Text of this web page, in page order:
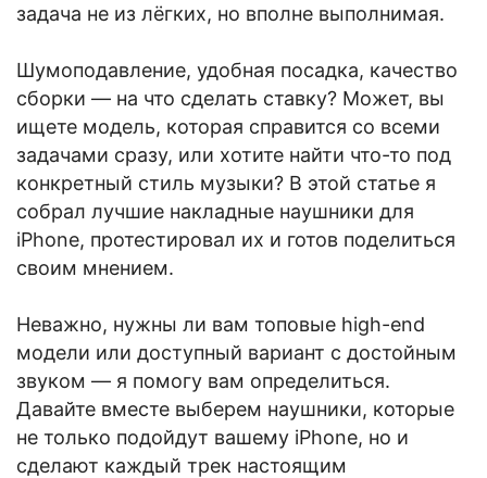
задача не из лёгких, но вполне выполнимая.
Шумоподавление, удобная посадка, качество
сборки — на что сделать ставку? Может, вы
ищете модель, которая справится со всеми
задачами сразу, или хотите найти что-то под
конкретный стиль музыки? В этой статье я
собрал лучшие накладные наушники для
iPhone, протестировал их и готов поделиться
своим мнением.
Неважно, нужны ли вам топовые high-end
модели или доступный вариант с достойным
звуком — я помогу вам определиться.
Давайте вместе выберем наушники, которые
не только подойдут вашему iPhone, но и
сделают каждый трек настоящим